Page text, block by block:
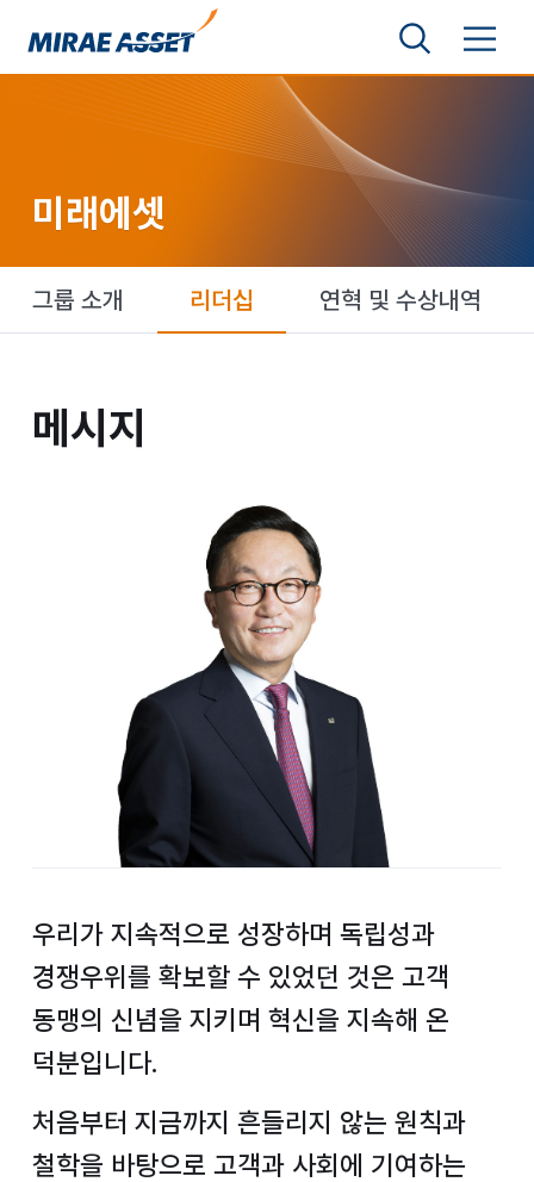
미래에셋
미래에셋
그룹 소개 리더십 연혁 및 수상내역
메시지
우리가 지속적으로 성장하며독립성과
경쟁우위를 확보할 수 있었던 것은고객
동맹의 신념을 지키며 혁신을 지속해 온
덕분입니다.
처음부터 지금까지 흔들리지 않는 원칙과
철학을 바탕으로고객과 사회에 기여하는